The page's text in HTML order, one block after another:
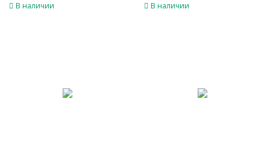
В наличии В наличии